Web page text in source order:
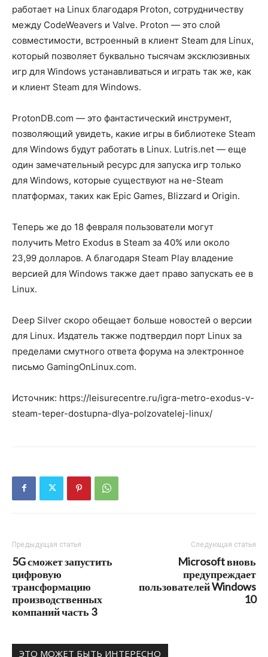
работает на Linux благодаря Proton, сотрудничеству
между CodeWeavers и Valve. Proton — это слой
совместимости, встроенный в клиент Steam для Linux,
который позволяет буквально тысячам эксклюзивных
игр для Windows устанавливаться и играть так же, как
и клиент Steam для Windows.
ProtonDB.com — это фантастический инструмент,
позволяющий увидеть, какие игры в библиотеке Steam
для Windows будут работать в Linux. Lutris.net — еще
один замечательный ресурс для запуска игр только
для Windows, которые существуют на не-Steam
платформах, таких как Epic Games, Blizzard и Origin.
Теперь же до 18 февраля пользователи могут
получить Metro Exodus в Steam за 40% или около
23,99 долларов. А благодаря Steam Play владение
версией для Windows также дает право запускать ее в
Linux.
Deep Silver скоро обещает больше новостей о версии
для Linux. Издатель также подтвердил порт Linux за
пределами смутного ответа форума на электронное
письмо GamingOnLinux.com.
Источник: https://leisurecentre.ru/igra-metro-exodus-v-
steam-teper-dostupna-dlya-polzovatelej-linux/
Предыдущая статья
5G сможет запустить
цифровую
трансформацию
производственных
компаний часть 3
Следующая статья
Microsoft вновь
предупреждает
пользователей Windows
10
ЭТО МОЖЕТ БЫТЬ ИНТЕРЕСНО